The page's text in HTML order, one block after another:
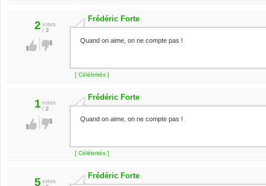
2 votes
/ 3
Frédéric Forte
Quand on aime, on ne compte pas !
[ Célébrités ]
1 votes
/ 2
Frédéric Forte
Quand on aime, on ne compte pas !
[ Célébrités ]
5 votes
Frédéric Forte